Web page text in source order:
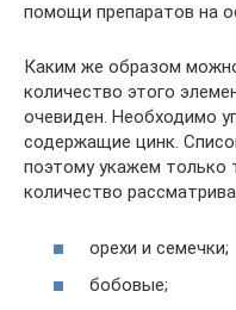
помощи препаратов на
Каким же образом
количество этого
очевиден. Необходимо
содержащие цинк.
поэтому укажем только
количество
орехи и семечки;
бобовые;